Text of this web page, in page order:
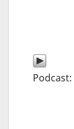
Podcast: